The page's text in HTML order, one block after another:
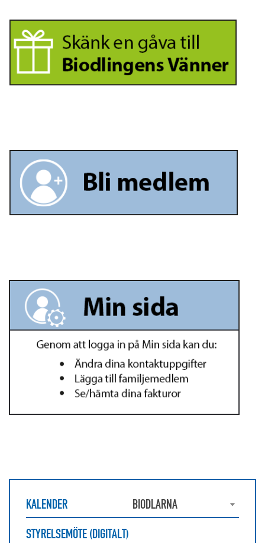
KALENDER
BIODLARNA
STYRELSEMÖTE (DIGITALT)